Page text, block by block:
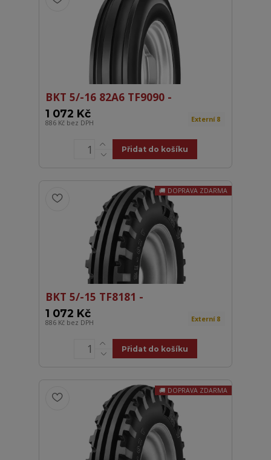
BKT 5/-16 82A6 TF9090 -
1 072 Kč
886 Kč bez DPH Externí 8
Přidat do košíku
DOPRAVA ZDARMA
BKT 5/-15 TF8181 -
1 072 Kč
886 Kč bez DPH Externí 8
Přidat do košíku
DOPRAVA ZDARMA